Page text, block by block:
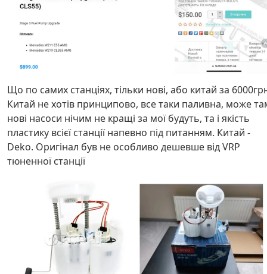
Що по самих станціях, тільки нові, або китай за
Китай не хотів принципово, все таки паливна, може
нові насоси нічим не кращі за мої будуть, та і якість
пластику всієї станції напевно під питанням. Китай -
Deko. Оригінал був не особливо дешевше від VRP
тюненної станції